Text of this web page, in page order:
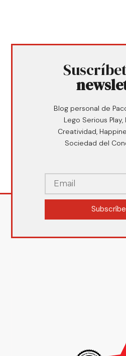
Blog personal de
Lego Serious Play,
Creatividad,
Sociedad del